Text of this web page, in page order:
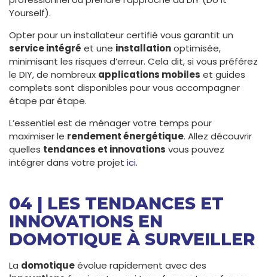
Yourself).
Opter pour un installateur certifié vous garantit un
service intégré et une installationoptimisée,
minimisant les risques d’erreur. Cela dit, si vous préférez
le DIY, de nombreux applications mobiles et guides
complets sont disponibles pour vous accompagner
étape par étape.
L’essentiel est de ménager votre temps pour
maximiser le rendement énergétique. Allez découvrir
quelles tendances et innovations vous pouvez
intégrer dans votre projet ici.
04 | LES TENDANCES ET
INNOVATIONS EN
DOMOTIQUE À SURVEILLER
La domotiqueévolue rapidement avec des